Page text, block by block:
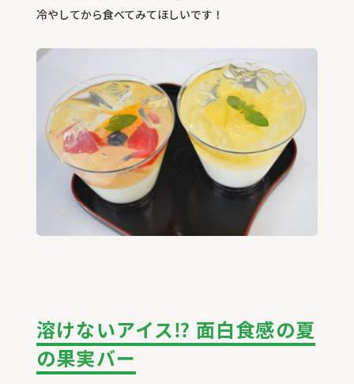
冷やしてから食べてみてほしいです！
溶けないアイス⁉ 面白食感の夏
の果実バー